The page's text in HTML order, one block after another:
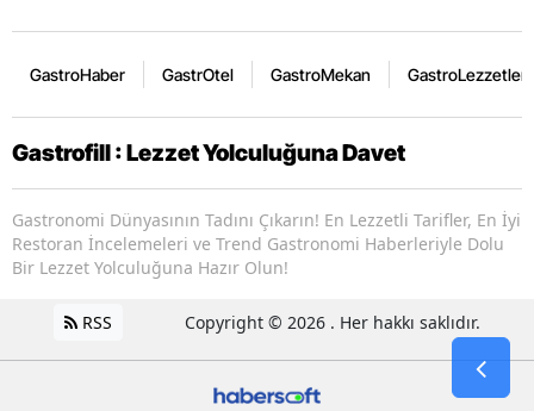
GastroHaber GastrOtel GastroMekan GastroLezzetler
Gastrofill : Lezzet Yolculuğuna Davet
Gastronomi Dünyasının Tadını Çıkarın! En Lezzetli Tarifler, En İyi
Restoran İncelemeleri ve Trend Gastronomi Haberleriyle Dolu
Bir Lezzet Yolculuğuna Hazır Olun!
RSS Copyright © 2026 . Her hakkı saklıdır.